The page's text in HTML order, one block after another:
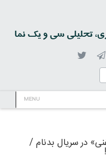
MENU
در سریال بدنام /